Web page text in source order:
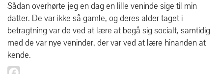
Sådan overhørte jeg en dag en lille veninde sige til min
datter. De var ikke så gamle, og deres alder taget i
betragtning var de ved at lære at begå sig socialt, samtidig
med de var nye veninder, der var ved at lære hinanden at
kende.